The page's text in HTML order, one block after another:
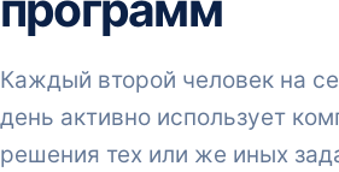
Каждый второй человек на
день активно использует
решения тех или же иных